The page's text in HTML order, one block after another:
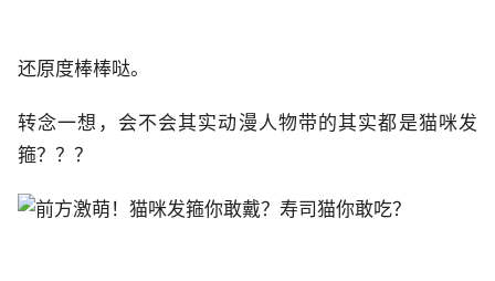
还原度棒棒哒。
转念一想，会不会其实动漫人物带的其实都是猫咪发
箍？？？